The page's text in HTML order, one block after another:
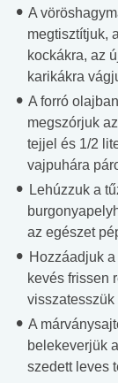
A
megtisztítjuk,
kockákra, az
karikákra
A forró
megszórjuk
tejjel és 1/2
vajpuhára
Lehúzzuk a
az egészet
Hozzáadjuk
kevés frissen
visszatesszük
A
belekeverjük
szedett leves